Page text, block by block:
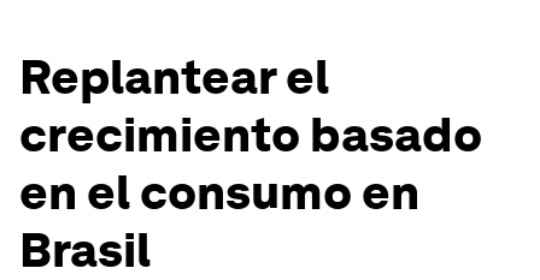
Replantear el
crecimiento basado
en el consumo en
Brasil